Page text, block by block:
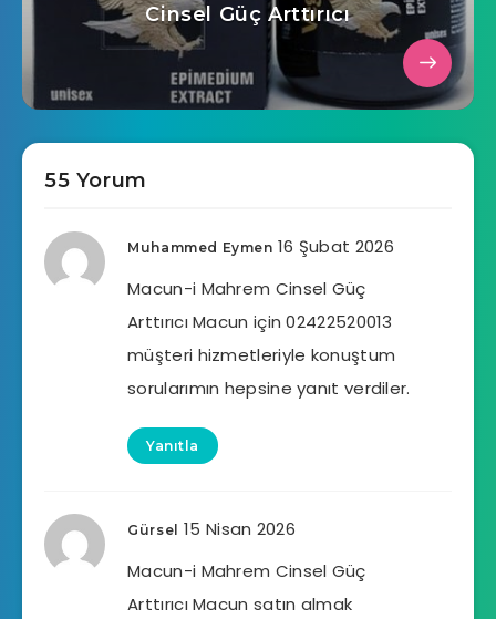
Cinsel Güç Arttırıcı
55 Yorum
Muhammed Eymen 16 Şubat 2026
Macun-i Mahrem Cinsel Güç
Arttırıcı Macun için 02422520013
müşteri hizmetleriyle konuştum
sorularımın hepsine yanıt verdiler.
Yanıtla
Gürsel 15 Nisan 2026
Macun-i Mahrem Cinsel Güç
Arttırıcı Macun satın almak